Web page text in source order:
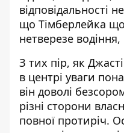
відповідальності
що Тімберлейка
нетверезе водіння,
З тих пір, як
в центрі уваги
він доволі
різні сторони
повної протиріч.